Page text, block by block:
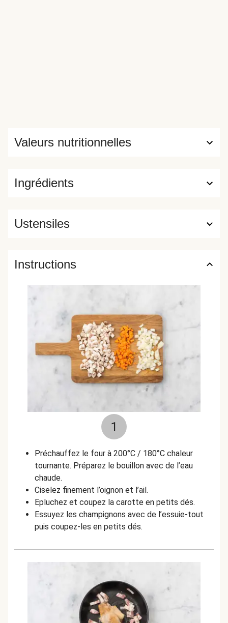
Ingrédients
Valeurs nutritionnelles
Ustensiles
Instructions
1
Préchauffez le four à 200°C / 180°C chaleur
tournante. Préparez le bouillon avec de l’eau
chaude.
Ciselez finement l’oignon et l’ail.
Epluchez et coupez la carotte en petits dés.
Essuyez les champignons avec de l’essuie-tout
puis coupez-les en petits dés.